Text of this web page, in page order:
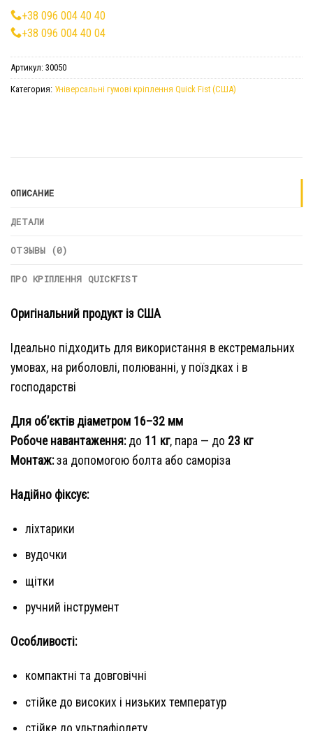
+38 096 004 40 40
+38 096 004 40 04
Артикул: 30050
Категория: Універсальні гумові кріплення Quick Fist (США)
ОПИСАНИЕ
ДЕТАЛИ
ОТЗЫВЫ (0)
ПРО КРІПЛЕННЯ QUICKFIST
Оригінальний продукт із США
Ідеально підходить для використання в екстремальних
умовах, на риболовлі, полюванні, у поїздках і в
господарстві
Для об’єктів діаметром 16–32 мм
Робоче навантаження:до 11 кг, пара — до 23 кг
Монтаж:за допомогою болта або саморіза
Надійно фіксує:
ліхтарики
вудочки
щітки
ручний інструмент
Особливості:
компактні та довговічні
стійке до високих і низьких температур